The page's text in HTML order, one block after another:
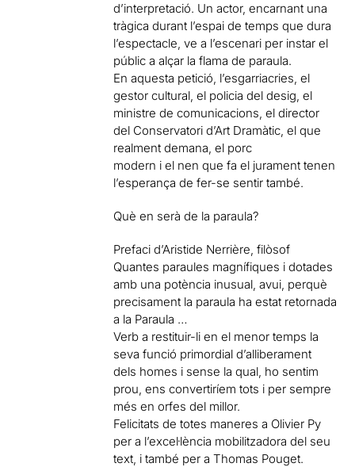
d’interpretació. Un actor, encarnant una
tràgica durant l’espai de temps que dura
l’espectacle, ve a l’escenari per instar el
públic a alçar la flama de paraula.
En aquesta petició, l’esgarriacries, el
gestor cultural, el policia del desig, el
ministre de comunicacions, el director
del Conservatori d’Art Dramàtic, el que
realment demana, el porc
modern i el nen que fa el jurament tenen
l’esperança de fer-se sentir també.
Què en serà de la paraula?
Prefaci d’Aristide Nerrière, filòsof
Quantes paraules magnífiques i dotades
amb una potència inusual, avui, perquè
precisament la paraula ha estat retornada
a la Paraula …
Verb a restituir-li en el menor temps la
seva funció primordial d’alliberament
dels homes i sense la qual, ho sentim
prou, ens convertiríem tots i per sempre
més en orfes del millor.
Felicitats de totes maneres a Olivier Py
per a l’excel·lència mobilitzadora del seu
text, i també per a Thomas Pouget.